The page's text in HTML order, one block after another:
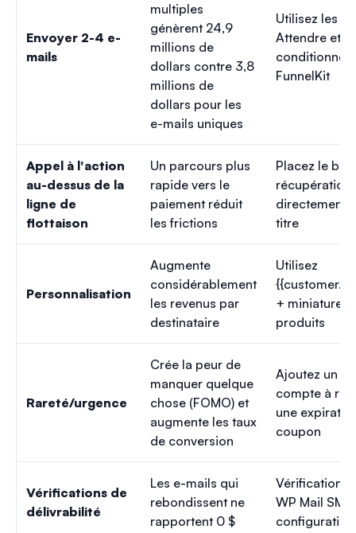
Envoyer 2-4 e-
mails
multiples
génèrent 24,9
millions de
dollars contre 3,8
millions de
dollars pour les
e-mails uniques
Utilisez les
Attendre et
conditionnel
FunnelKit
Appel à l'action
au-dessus de la
ligne de
flottaison
Un parcours plus
rapide vers le
paiement réduit
les frictions
Placez le
récupération
directement
titre
Personnalisation
Augmente
considérablement
les revenus par
destinataire
Utilisez
+ miniatures
produits
Rareté/urgence
Crée la peur de
manquer quelque
chose (FOMO) et
augmente les taux
de conversion
Ajoutez un
compte à
une
coupon
Vérifications de
délivrabilité
Les e-mails qui
rebondissent ne
rapportent 0 $
Vérification
WP Mail
configuration